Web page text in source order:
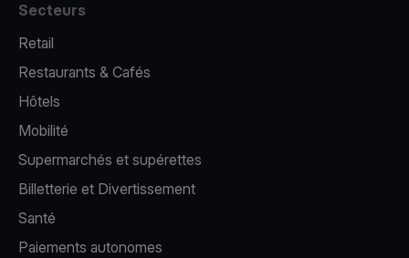
Secteurs
Retail
Restaurants & Cafés
Hôtels
Mobilité
Supermarchés et supérettes
Billetterie et Divertissement
Santé
Paiements autonomes